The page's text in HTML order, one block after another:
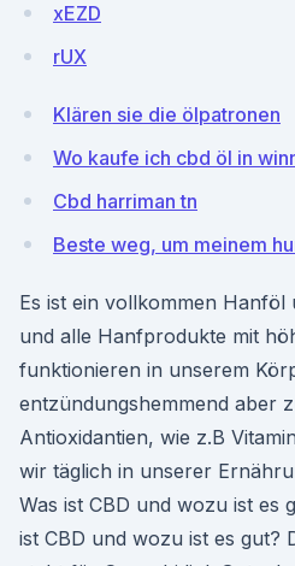
xEZD
rUX
Klären sie die ölpatronen
Wo kaufe ich cbd öl in
Cbd harriman tn
Beste weg, um meinem
Es ist ein vollkommen
und alle Hanfprodukte mit
funktionieren in unserem
entzündungshemmend aber
Antioxidantien, wie z.B
wir täglich in unserer
Was ist CBD und wozu ist es
ist CBD und wozu ist es gut?